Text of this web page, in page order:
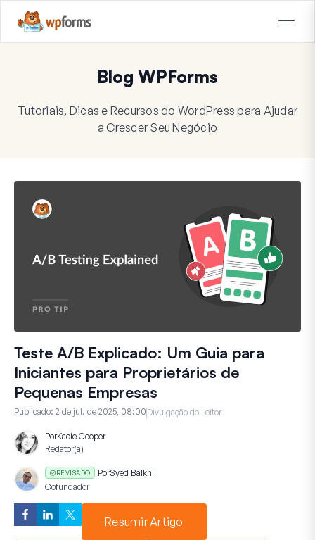
Blog WPForms
Tutoriais, Dicas e Recursos do WordPress para Ajudar
a Crescer Seu Negócio
Teste A/B Explicado: Um Guia para
Iniciantes para Proprietários de
Pequenas Empresas
Publicado: 2 de jul. de 2025, 08:00 Divulgação do Leitor
PorKacie Cooper
Redator(a)
REVISADO PorSyed Balkhi
Cofundador
Resumir Artigo